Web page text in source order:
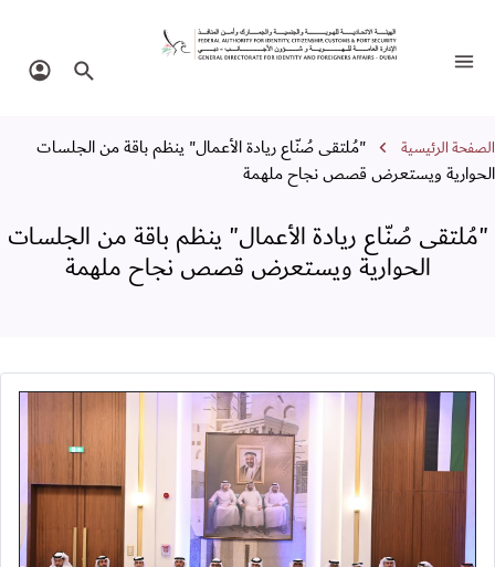
"مُلتقى صُنّاع ريادة الأعمال" ينظم
تبديل التنقل البحث في
مسار التنقل
الصفحة الرئيسية
"مُلتقى صُنّاع ريادة الأعمال" ينظم باقة من الجلسات
الحوارية ويستعرض قصص نجاح ملهمة
"مُلتقى صُنّاع ريادة الأعمال" ينظم باقة من الجلسات
الحوارية ويستعرض قصص نجاح ملهمة